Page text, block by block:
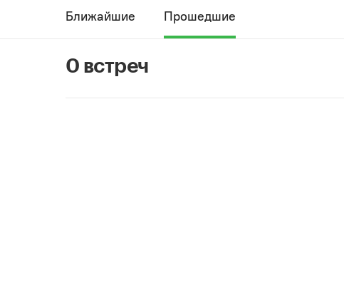
Ближайшие Прошедшие
0 встреч